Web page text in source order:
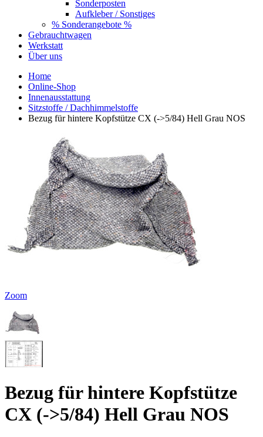
Sonderposten
Aufkleber / Sonstiges
% Sonderangebote %
Gebrauchtwagen
Werkstatt
Über uns
Home
Online-Shop
Innenausstattung
Sitzstoffe / Dachhimmelstoffe
Bezug für hintere Kopfstütze CX (->5/84) Hell Grau NOS
Zoom
Bezug für hintere Kopfstütze
CX (->5/84) Hell Grau NOS